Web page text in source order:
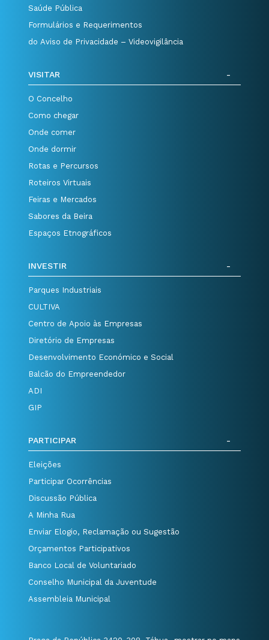
Saúde Pública
Formulários e Requerimentos
do Aviso de Privacidade – Videovigilância
VISITAR
O Concelho
Como chegar
Onde comer
Onde dormir
Rotas e Percursos
Roteiros Virtuais
Feiras e Mercados
Sabores da Beira
Espaços Etnográficos
INVESTIR
Parques Industriais
CULTIVA
Centro de Apoio às Empresas
Diretório de Empresas
Desenvolvimento Económico e Social
Balcão do Empreendedor
ADI
GIP
PARTICIPAR
Eleições
Participar Ocorrências
Discussão Pública
A Minha Rua
Enviar Elogio, Reclamação ou Sugestão
Orçamentos Participativos
Banco Local de Voluntariado
Conselho Municipal da Juventude
Assembleia Municipal